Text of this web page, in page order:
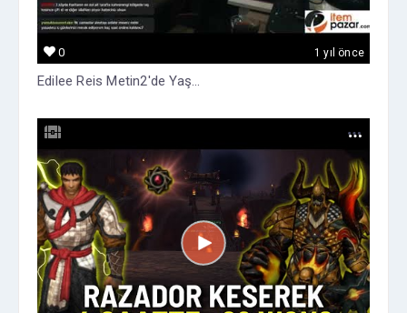
1 yıl önce
0
Edilee Reis Metin2'de Yaş...